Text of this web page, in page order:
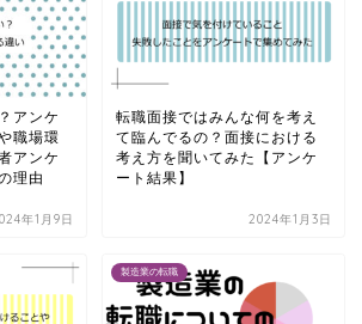
アンケ
職場環
アンケ
理由
年1月9日
転職面接ではみんな何を考え
て臨んでるの？面接における
考え方を聞いてみた【アンケ
ート結果】
2024年1月3日
製造業の転職